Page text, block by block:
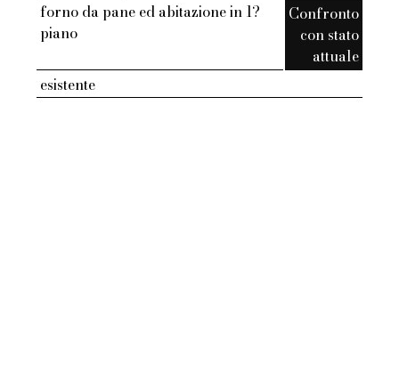
forno da pane ed abitazione in 1?
piano
Confronto
con stato
attuale
esistente